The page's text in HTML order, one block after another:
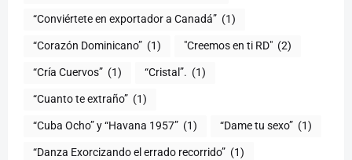
“Conviértete en exportador a Canadá” (1)
“Corazón Dominicano” (1) "Creemos en ti RD" (2)
“Cría Cuervos” (1) “Cristal”. (1)
“Cuanto te extraño” (1)
“Cuba Ocho” y “Havana 1957” (1) “Dame tu sexo” (1)
“Danza Exorcizando el errado recorrido” (1)